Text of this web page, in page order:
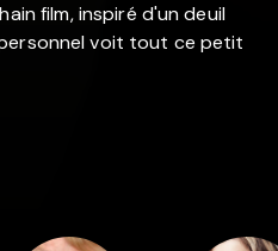
film, inspiré d'un deuil
voit tout ce petit